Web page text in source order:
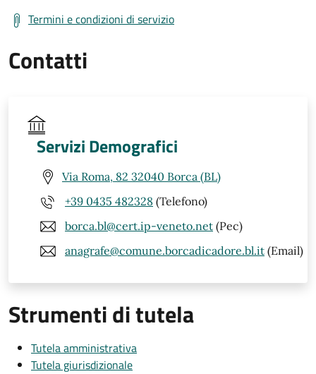
Termini e condizioni di servizio
Contatti
Servizi Demografici
Via Roma, 82 32040 Borca (BL)
+39 0435 482328 (Telefono)
borca.bl@cert.ip-veneto.net (Pec)
anagrafe@comune.borcadicadore.bl.it (Email)
Strumenti di tutela
Tutela amministrativa
Tutela giurisdizionale